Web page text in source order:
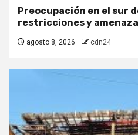
Preocupación en el sur
restricciones y
agosto 8, 2026 cdn24